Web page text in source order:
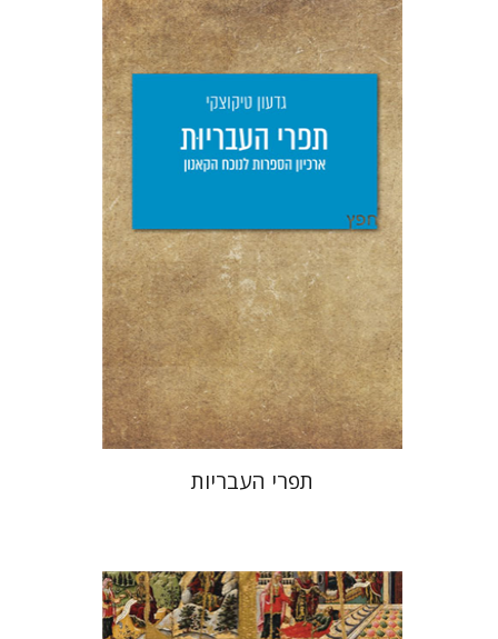
גדעון טיקוצקי
הנחת אתר ספר מודפס
$28
$25
תפרי העבריות